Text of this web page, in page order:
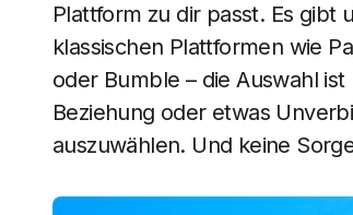
Plattform zu dir passt. Es gibt
klassischen Plattformen wie
oder Bumble – die Auswahl
Beziehung oder etwas
auszuwählen. Und keine